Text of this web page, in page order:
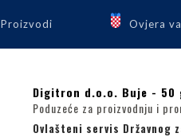
Proizvodi Ovjera
Digitron d.o.o. Buje - 50
Poduzeće za proizvodnju i
Ovlašteni servis Državnog